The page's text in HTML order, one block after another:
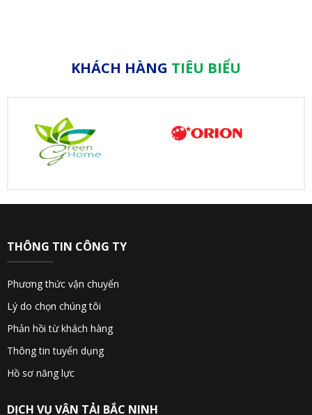
KHÁCH HÀNG TIÊU BIỂU
THÔNG TIN CÔNG TY
Phương thức vận chuyển
Lý do chọn chúng tôi
Phản hồi từ khách hàng
Thông tin tuyển dụng
Hồ sơ năng lực
DỊCH VỤ VẬN TẢI BẮC NINH